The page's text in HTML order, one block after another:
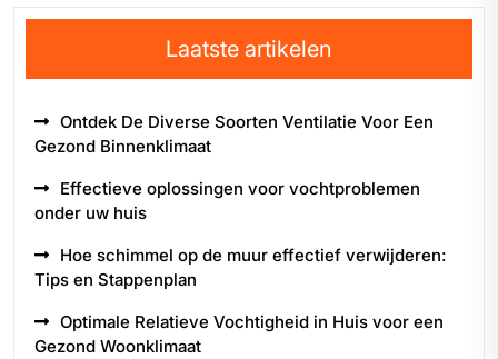
Laatste artikelen
Ontdek De Diverse Soorten Ventilatie Voor Een
Gezond Binnenklimaat
Effectieve oplossingen voor vochtproblemen
onder uw huis
Hoe schimmel op de muur effectief verwijderen:
Tips en Stappenplan
Optimale Relatieve Vochtigheid in Huis voor een
Gezond Woonklimaat